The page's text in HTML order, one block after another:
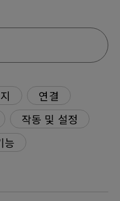
연결
작동 및 설정
능